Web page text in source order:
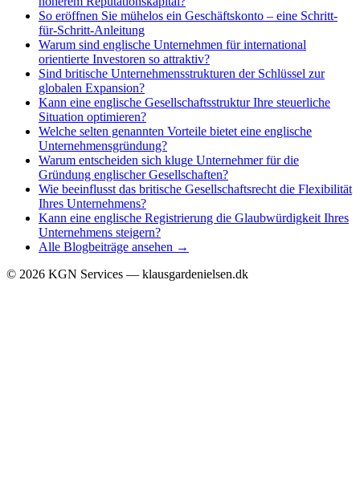
So eröffnen Sie mühelos ein Geschäftskonto – eine Schritt-
für-Schritt-Anleitung
Warum sind englische Unternehmen für international
orientierte Investoren so attraktiv?
Sind britische Unternehmensstrukturen der Schlüssel zur
globalen Expansion?
Kann eine englische Gesellschaftsstruktur Ihre steuerliche
Situation optimieren?
Welche selten genannten Vorteile bietet eine englische
Unternehmensgründung?
Warum entscheiden sich kluge Unternehmer für die
Gründung englischer Gesellschaften?
Wie beeinflusst das britische Gesellschaftsrecht die Flexibilität
Ihres Unternehmens?
Kann eine englische Registrierung die Glaubwürdigkeit Ihres
Unternehmens steigern?
Alle Blogbeiträge ansehen →
© 2026 KGN Services — klausgardenielsen.dk